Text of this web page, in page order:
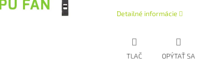
Detailné informácie
TLAČ OPÝTAŤ SA